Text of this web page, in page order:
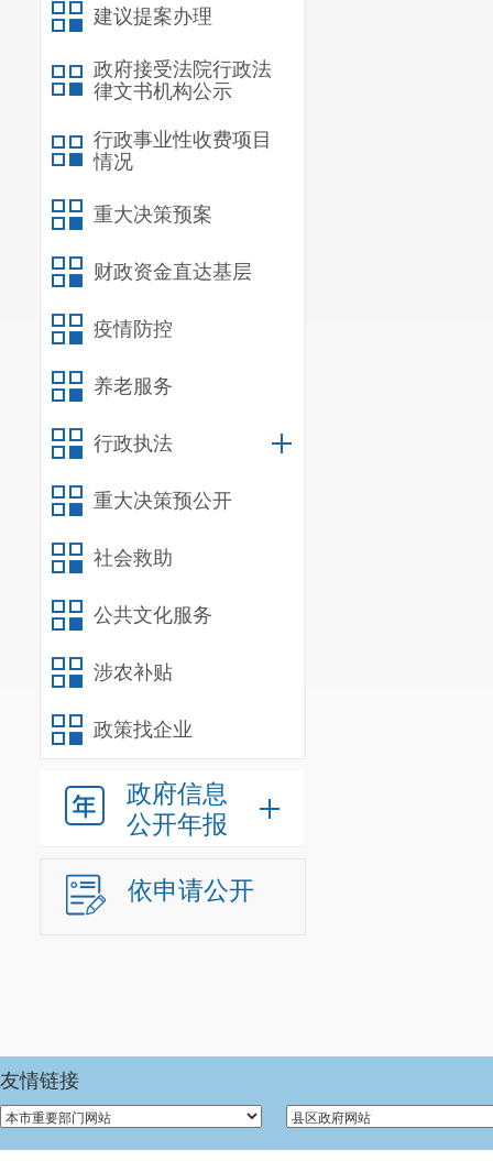
建议提案办理
政府接受法院行政法
律文书机构公示
行政事业性收费项目
情况
重大决策预案
财政资金直达基层
疫情防控
养老服务
行政执法
重大决策预公开
社会救助
公共文化服务
涉农补贴
政策找企业
政府信息
公开年报
依申请公开
友情链接